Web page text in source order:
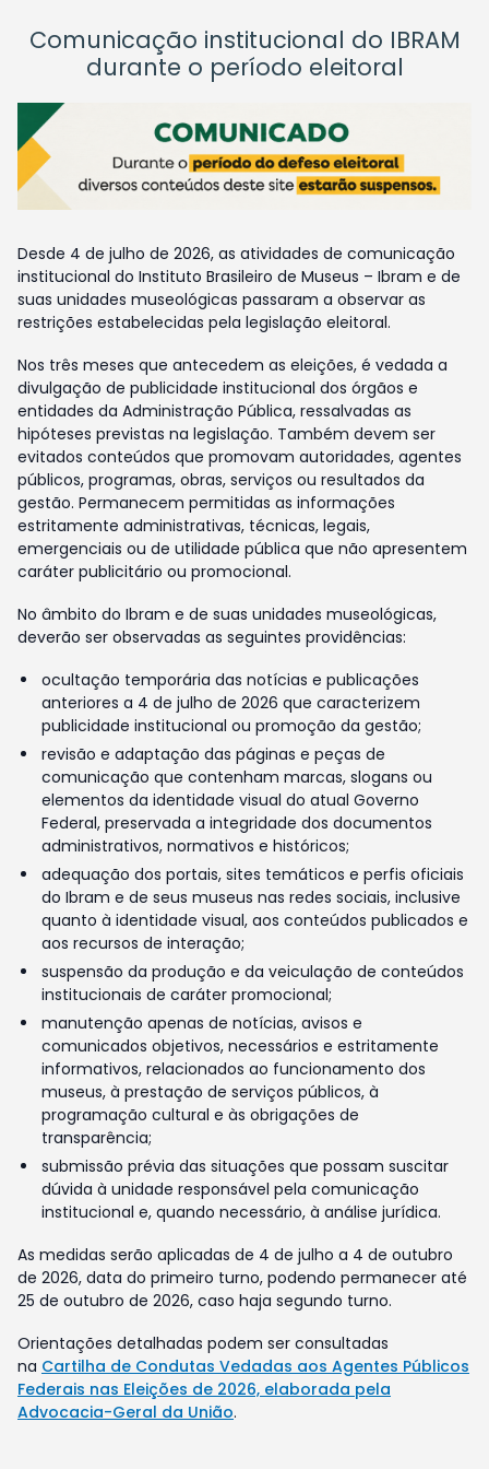
Comunicação institucional do IBRAM
durante o período eleitoral
Desde 4 de julho de 2026, as atividades de comunicação
institucional do Instituto Brasileiro de Museus – Ibram e de
suas unidades museológicas passaram a observar as
restrições estabelecidas pela legislação eleitoral.
Nos três meses que antecedem as eleições, é vedada a
divulgação de publicidade institucional dos órgãos e
entidades da Administração Pública, ressalvadas as
hipóteses previstas na legislação. Também devem ser
evitados conteúdos que promovam autoridades, agentes
públicos, programas, obras, serviços ou resultados da
gestão. Permanecem permitidas as informações
estritamente administrativas, técnicas, legais,
emergenciais ou de utilidade pública que não apresentem
caráter publicitário ou promocional.
No âmbito do Ibram e de suas unidades museológicas,
deverão ser observadas as seguintes providências:
ocultação temporária das notícias e publicações
anteriores a 4 de julho de 2026 que caracterizem
publicidade institucional ou promoção da gestão;
revisão e adaptação das páginas e peças de
comunicação que contenham marcas, slogans ou
elementos da identidade visual do atual Governo
Federal, preservada a integridade dos documentos
administrativos, normativos e históricos;
adequação dos portais, sites temáticos e perfis oficiais
do Ibram e de seus museus nas redes sociais, inclusive
quanto à identidade visual, aos conteúdos publicados e
aos recursos de interação;
suspensão da produção e da veiculação de conteúdos
institucionais de caráter promocional;
manutenção apenas de notícias, avisos e
comunicados objetivos, necessários e estritamente
informativos, relacionados ao funcionamento dos
museus, à prestação de serviços públicos, à
programação cultural e às obrigações de
transparência;
submissão prévia das situações que possam suscitar
dúvida à unidade responsável pela comunicação
institucional e, quando necessário, à análise jurídica.
As medidas serão aplicadas de 4 de julho a 4 de outubro
de 2026, data do primeiro turno, podendo permanecer até
25 de outubro de 2026, caso haja segundo turno.
Orientações detalhadas podem ser consultadas
na Cartilha de Condutas Vedadas aos Agentes Públicos
Federais nas Eleições de 2026, elaborada pela
Advocacia-Geral da União.